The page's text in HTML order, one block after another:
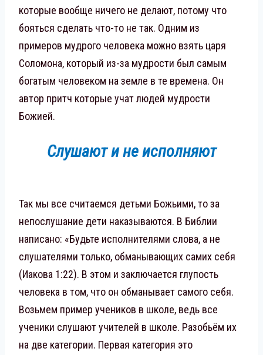
которые вообще ничего не делают, потому что
бояться сделать что-то не так. Одним из
примеров мудрого человека можно взять царя
Соломона, который из-за мудрости был самым
богатым человеком на земле в те времена. Он
автор притч которые учат людей мудрости
Божией.
Слушают и не исполняют
Так мы все считаемся детьми Божьими, то за
непослушание дети наказываются. В Библии
написано: «Будьте исполнителями слова, а не
слушателями только, обманывающих самих себя
(Иакова 1:22). В этом и заключается глупость
человека в том, что он обманывает самого себя.
Возьмем пример учеников в школе, ведь все
ученики слушают учителей в школе. Разобьём их
на две категории. Первая категория это